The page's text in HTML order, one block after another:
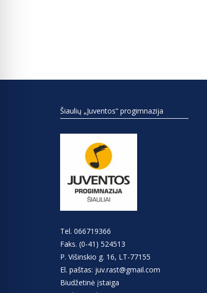
Šiaulių „Juventos“ progimnazija
Tel. 066719366
Faks. (0-41) 524513
P. Višinskio g. 16, LT-77155
El. paštas: juv.rast@gmail.com
Biudžetinė įstaiga